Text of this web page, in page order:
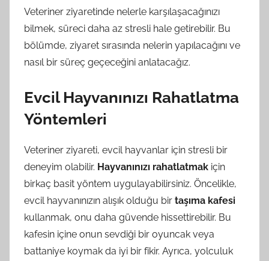
Veteriner ziyaretinde nelerle karşılaşacağınızı
bilmek, süreci daha az stresli hale getirebilir. Bu
bölümde, ziyaret sırasında nelerin yapılacağını ve
nasıl bir süreç geçeceğini anlatacağız.
Evcil Hayvanınızı Rahatlatma
Yöntemleri
Veteriner ziyareti, evcil hayvanlar için stresli bir
deneyim olabilir. Hayvanınızı rahatlatmak için
birkaç basit yöntem uygulayabilirsiniz. Öncelikle,
evcil hayvanınızın alışık olduğu bir taşıma kafesi
kullanmak, onu daha güvende hissettirebilir. Bu
kafesin içine onun sevdiği bir oyuncak veya
battaniye koymak da iyi bir fikir. Ayrıca, yolculuk